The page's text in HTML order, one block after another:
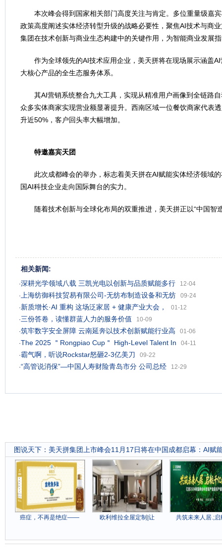
本次峰会得到国家相关部门高度关注与肯定。多位重量级嘉
政策高度阐述实体经济转型升级的战略必要性，聚焦AI技术与商
集团在技术创新与商业生态构建中的关键作用，为智能商业发展
作为全球领先的AI技术应用企业，美天拼将在现场展示涵盖
大核心产品的全生态服务体系。
其AI营销系统整合九大工具，实现从精准用户画像到全链路
众多实体商家实现营业额显著提升。西南区域一位餐饮商家代表
升近50%，客户回头率大幅增加。
特邀嘉宾天团
此次成都峰会的举办，标志着美天拼在AI赋能实体经济领域
国AI科技企业走向国际舞台的实力。
随着技术创新与全球化布局的双重推进，美天拼正以“中国智
相关新闻:
·深耕光学领域八载 三凯光电以创新与品质赋能多行
12-04
· 上海纺御科技贸易有限公司-无纺布制造设备和无纺
09-24
·新质增长·AI 重构 这场泛家居 + 健康产业大会，
01-12
·三份答卷，读懂群蓝人力的服务价值
10-09
·筑牢数字安全屏障 云南延奔以技术创新赋能行业高
01-06
·The 2025 ＂Rongpiao Cup＂ High-Level Talent In
04-11
·霸气啊，听说Rockstar怒砸2-3亿美刀
09-22
·“高管说消保”—中国人寿财险青岛市分 公司总经 12-29
图说天下 ： 美天拼集团上市峰会11月17日将在中国成都启幕：AI赋
癌症，不再是绝症—— 欧利维拉全屋定制|让 共筑未来人居.;启